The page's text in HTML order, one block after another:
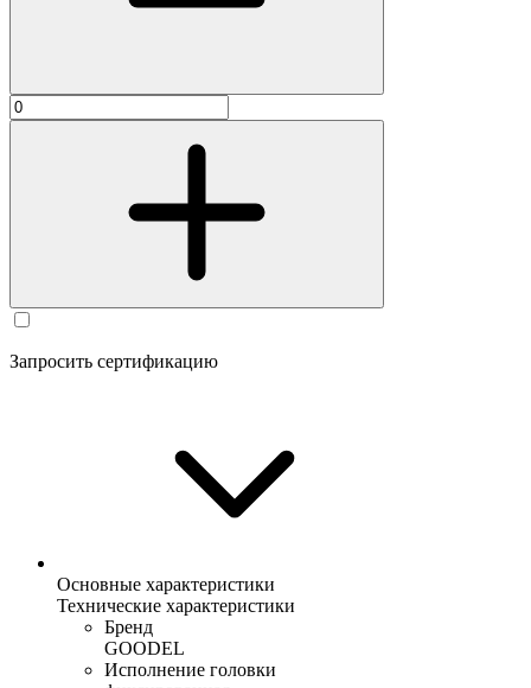
Запросить сертификацию
Основные характеристики
Технические характеристики
Бренд
GOODEL
Исполнение головки